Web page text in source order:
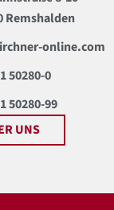
Remshalden
online.com
50280-0
50280-99
UNS